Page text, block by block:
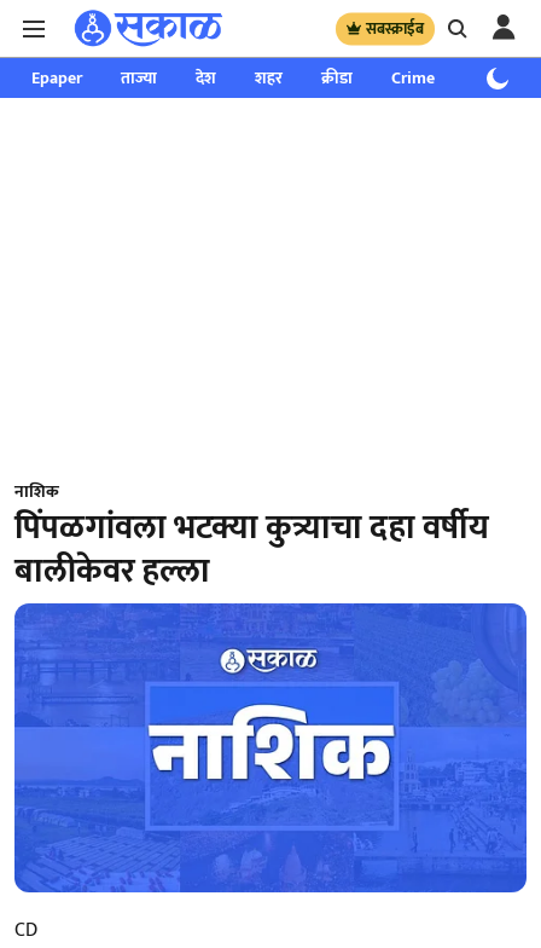
सबस्क्राईब
Epaper ताज्या देश शहर क्रीडा Crime साप्ताहिक
नाशिक
पिंपळगांवला भटक्या कुत्र्याचा दहा वर्षीय
बालीकेवर हल्ला
CD